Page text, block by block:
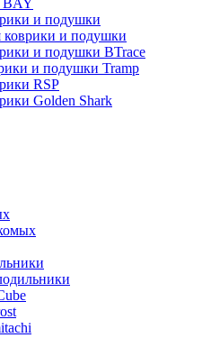
BAY
и подушки
и подушки
и подушки BTrace
и подушки Tramp
RSP
Golden Shark